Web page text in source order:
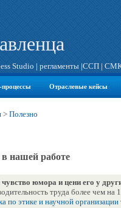
Studio | регламенты |ССП |
процессы Отраслевые кейсы
> Полезно
нашей работе
юмора и цени его у
труда более чем на
по этике и научной организации